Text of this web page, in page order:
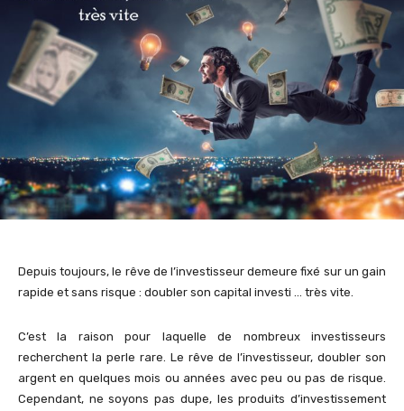
Depuis toujours, le rêve de l’investisseur demeure fixé sur un gain
rapide et sans risque : doubler son capital investi … très vite.
C’est la raison pour laquelle de nombreux investisseurs
recherchent la perle rare. Le rêve de l’investisseur, doubler son
argent en quelques mois ou années avec peu ou pas de risque.
Cependant, ne soyons pas dupe, les produits d’investissement